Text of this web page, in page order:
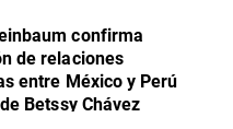
confirma
de relaciones
entre México y Perú
Betssy Chávez